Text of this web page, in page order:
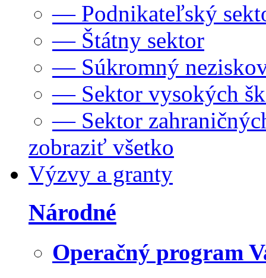
— Podnikateľský
— Štátny sektor
— Súkromný
— Sektor vysokých
— Sektor
zobraziť všetko
Výzvy a granty
Národné
Operačný program